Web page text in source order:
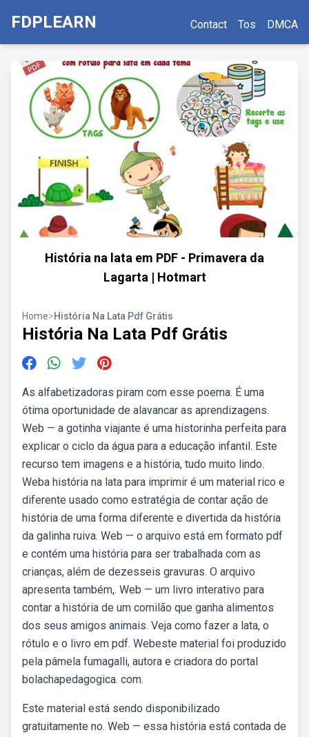
FDPLEARN Contact Tos DMCA
História na lata em PDF - Primavera da
Lagarta | Hotmart
Home>História Na Lata Pdf Grátis
História Na Lata Pdf Grátis
As alfabetizadoras piram com esse poema. É uma
ótima oportunidade de alavancar as aprendizagens.
Web — a gotinha viajante é uma historinha perfeita para
explicar o ciclo da água para a educação infantil. Este
recurso tem imagens e a história, tudo muito lindo.
Weba história na lata para imprimir é um material rico e
diferente usado como estratégia de contar ação de
história de uma forma diferente e divertida da história
da galinha ruiva. Web — o arquivo está em formato pdf
e contém uma história para ser trabalhada com as
crianças, além de dezesseis gravuras. O arquivo
apresenta também,. Web — um livro interativo para
contar a história de um comilão que ganha alimentos
dos seus amigos animais. Veja como fazer a lata, o
rótulo e o livro em pdf. Webeste material foi produzido
pela pâmela fumagalli, autora e criadora do portal
bolachapedagogica. com.
Este material está sendo disponibilizado
gratuitamente no. Web — essa história está contada de